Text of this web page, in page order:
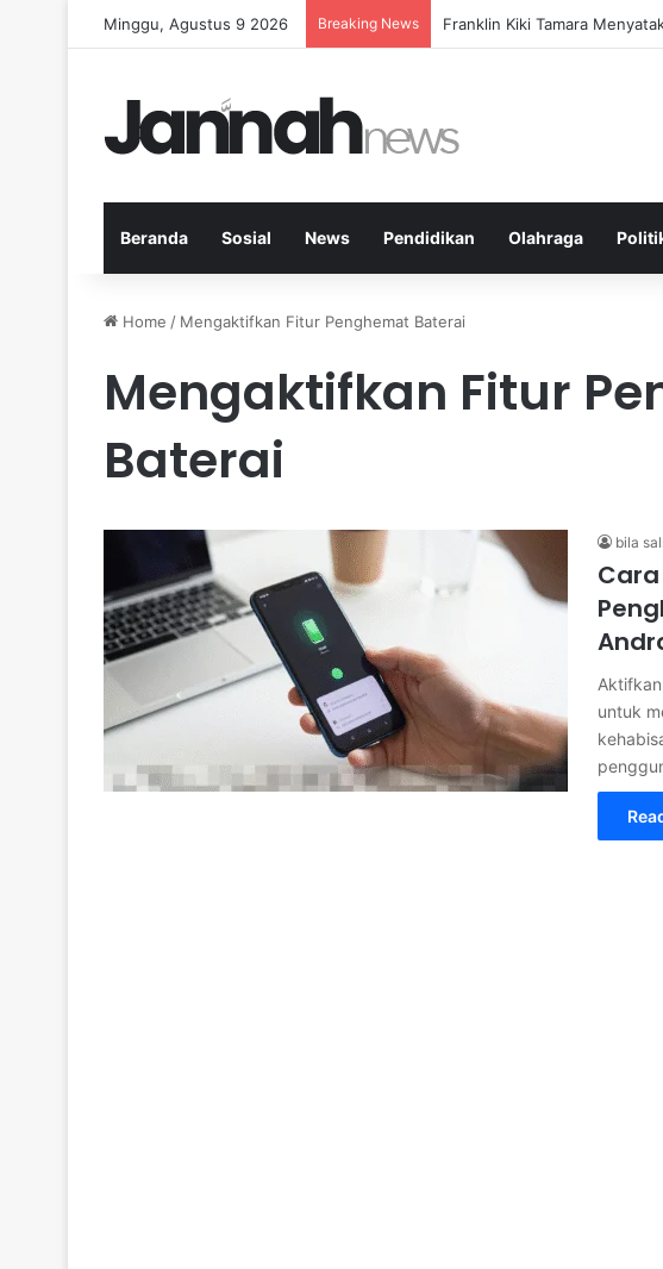
Minggu, Agustus 9 2026 Breaking News Peran KPK dalam
Beranda Sosial News Pendidikan Olahraga
Home / Mengaktifkan Fitur Penghemat Baterai
Mengaktifkan Fitur
Baterai
bila
untuk